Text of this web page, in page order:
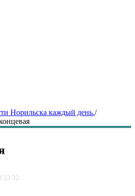
Норильска каждый день./